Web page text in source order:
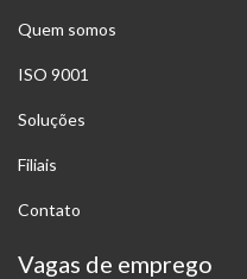
Quem somos
ISO 9001
Soluções
Filiais
Contato
Vagas de emprego